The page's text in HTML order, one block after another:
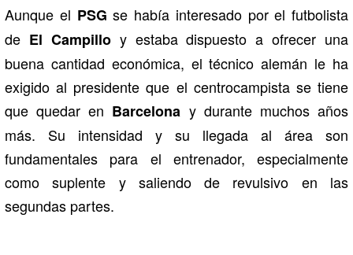
Aunque el PSGse había interesado por el futbolista
de El Campillo y estaba dispuesto a ofrecer una
buena cantidad económica, el técnico alemán le ha
exigido al presidente que el centrocampista se tiene
que quedar en Barcelona y durante muchos años
más. Su intensidad y su llegada al área son
fundamentales para el entrenador, especialmente
como suplente y saliendo de revulsivo en las
segundas partes.